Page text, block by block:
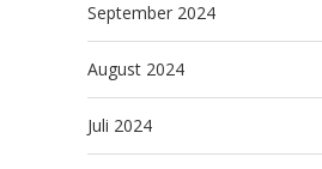
September 2024
August 2024
Juli 2024